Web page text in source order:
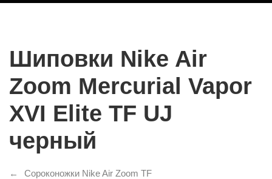
Шиповки Nike Air
Zoom Mercurial Vapor
XVI Elite TF UJ
черный
Сороконожки Nike Air Zoom TF